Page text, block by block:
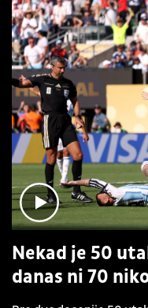
Nekad je 50
danas ni 70